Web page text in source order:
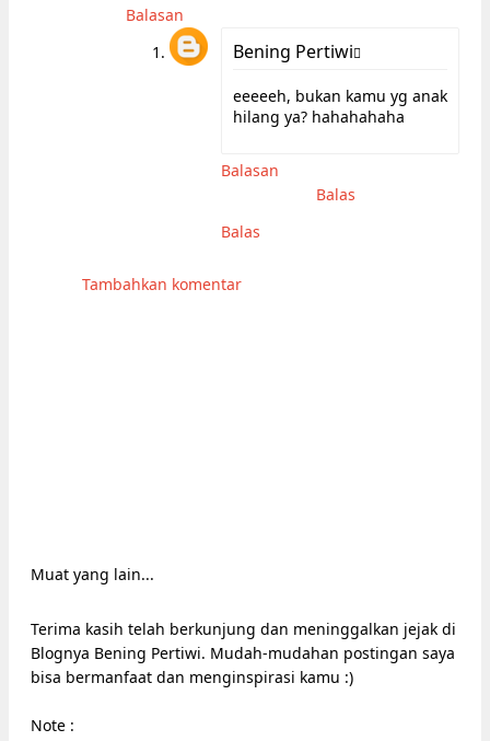
Balasan
Bening Pertiwi
eeeeeh, bukan kamu yg anak
hilang ya? hahahahaha
Balasan
Balas
Balas
Tambahkan komentar
Muat yang lain...
Terima kasih telah berkunjung dan meninggalkan jejak di
Blognya Bening Pertiwi. Mudah-mudahan postingan saya
bisa bermanfaat dan menginspirasi kamu :)
Note :